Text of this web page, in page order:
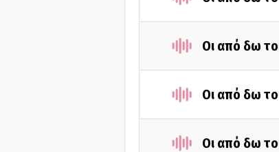
Οι από δω
Οι από δω
Οι από δω